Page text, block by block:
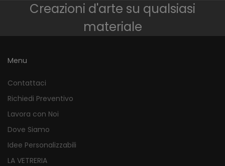
Creazioni d'arte su qualsiasi
materiale
Menu
Contattaci
Richiedi Preventivo
Lavora con Noi
Dove Siamo
Idee Personalizzabili
LA VETRERIA